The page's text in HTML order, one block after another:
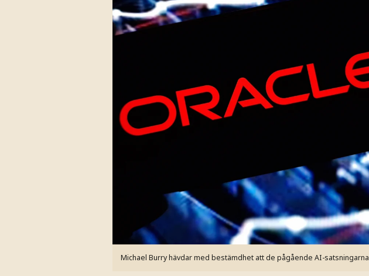
Michael Burry hävdar med bestämdhet att de pågående AI-